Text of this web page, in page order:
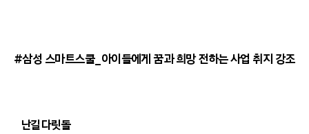
#삼성 스마트스쿨_아이들에게 꿈과 희망 전하는 사업 취지 강조
난길다릿돌